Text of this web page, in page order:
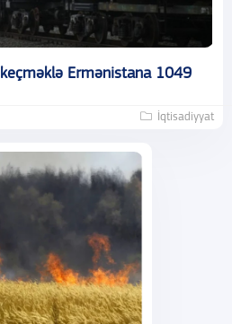
Ermənistana 1049
İqtisadiyyat